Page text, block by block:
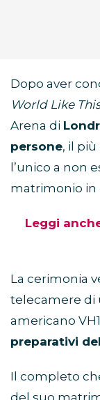
Dopo aver
World Like
Arena di
persone, il
l’unico a non
matrimonio in
Leggi
La cerimonia
telecamere di
americano
preparativi
Il completo